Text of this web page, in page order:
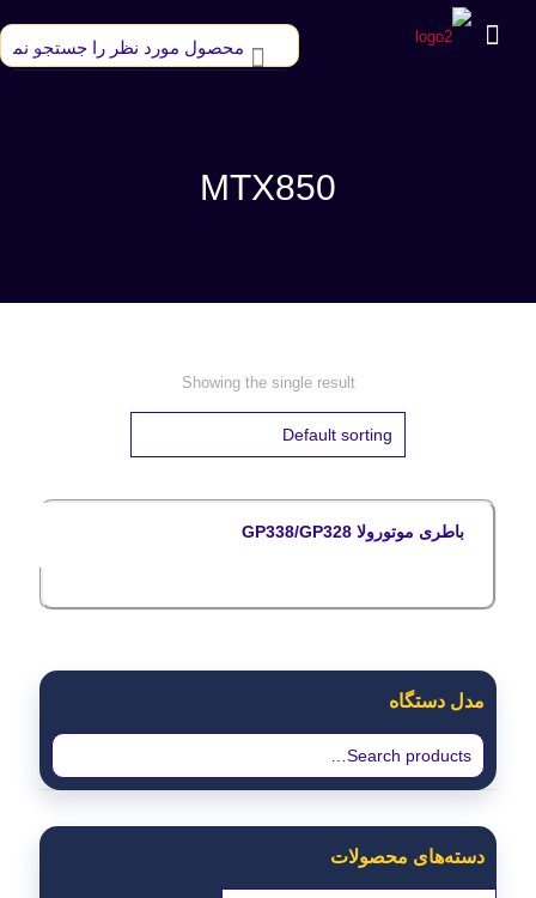
MTX850
Showing the single result
باطری موتورولا GP338/GP328
مدل دستگاه
دسته‌های محصولات